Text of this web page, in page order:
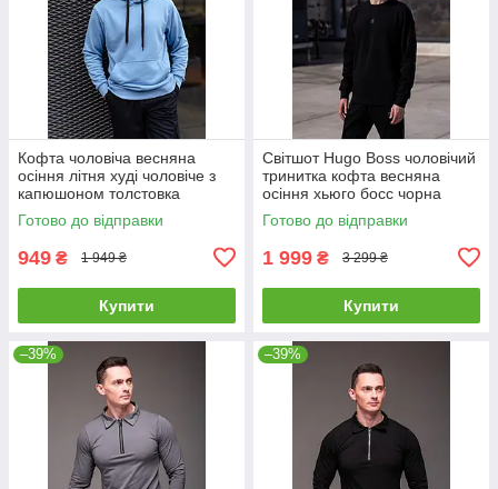
Кофта чоловіча весняна
осіння літня худі чоловіче з
капюшоном толстовка
Explorer блакитна
Готово до відправки
949 ₴ 1 949 ₴
Купити
Світшот Hugo Boss чоловічий
тринитка кофта весняна
осіння хьюго босс чорна
Готово до відправки
1 999 ₴ 3 299 ₴
Купити
–39% –39%